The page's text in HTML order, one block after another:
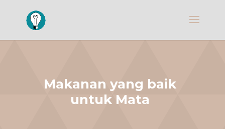
Makanan yang baik
untuk Mata